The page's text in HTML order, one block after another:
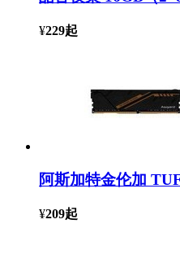
¥229起
阿斯加特金伦加
¥209起